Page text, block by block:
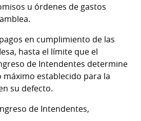
u órdenes de gastos
en cumplimiento de las
hasta el límite que el
de Intendentes determine
establecido para la
su defecto.
de Intendentes,